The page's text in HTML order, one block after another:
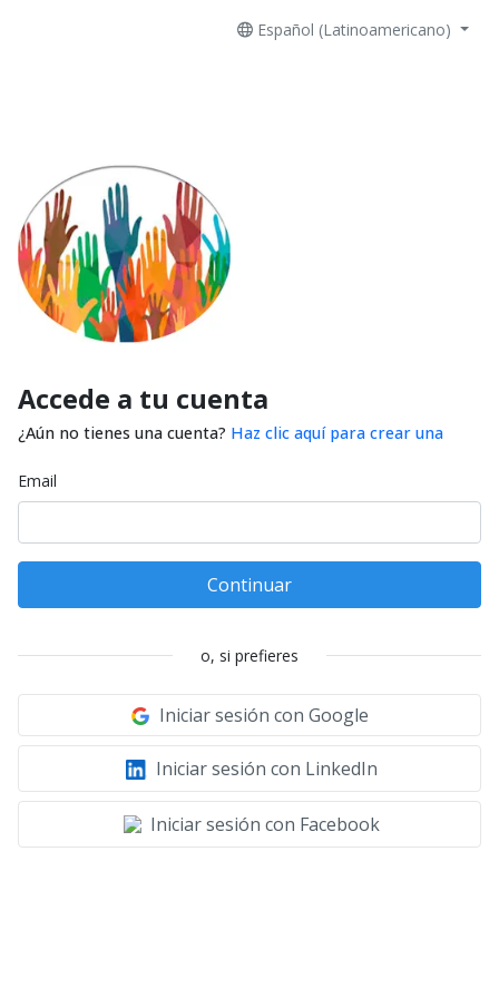
Español (Latinoamericano)
Accede a tu cuenta
¿Aún no tienes una cuenta? Haz clic aquí para crear una
Email
Continuar
o, si prefieres
Iniciar sesión con Google
Iniciar sesión con LinkedIn
Iniciar sesión con Facebook